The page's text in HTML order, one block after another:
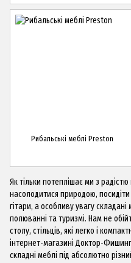
Як тільки потеплішає ми з
насолодитися природою, посидіти
гітари, а особливу увагу складані
полюванні та туризмі. Нам не
столу, стільців, які легко і
інтернет-магазині Доктор-
складні меблі під абсолютно
Рибальські меблі Preston